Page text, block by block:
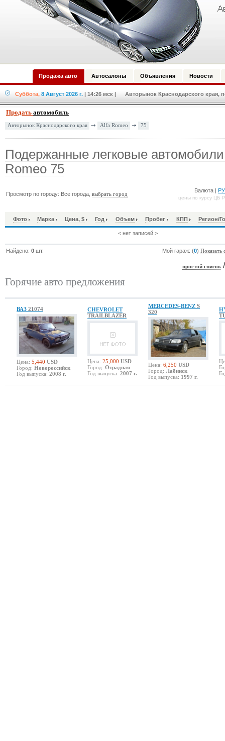
Продажа авто Автосалоны Объявления Новости
Суббота, 8 Август 2026 г. | 14:26 мск | Авторынок Краснодарского края,
Продать автомобиль
Авторынок Краснодарского края Alfa Romeo 75
Подержанные легковые
Romeo 75
Просмотр по городу: Все города,выбрать город
Валюта |
цены по курсу ЦБ
Фото Марка Цена, $ Год Объем Пробег КПП Регион/
< нет записей >
Найдено:0 шт. Мой гараж: (0)Показать
простой список
Горячие авто предложения
ВАЗ 21074
Цена: 5,440 USD
Город: Новороссийск
Год выпуска: 2008 г.
CHEVROLET
TRAILBLAZER
Цена: 25,000 USD
Город: Отрадная
Год выпуска: 2007 г.
MERCEDES-BENZ S
320
Цена: 6,250 USD
Город: Лабинск
Год выпуска: 1997 г.